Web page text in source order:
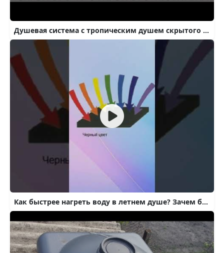
Душевая система с тропическим душем скрытого и открытого монтажа что лучше какую выбрать
Как быстрее нагреть воду в летнем душе? Зачем бак летнего душа окрашивают в чёрный цвет?